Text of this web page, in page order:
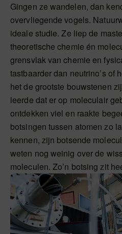
Gingen ze wandelen, dan
overvliegende vogels.
ideale studie. Ze liep de
theoretische chemie én
grensvlak van chemie en
tastbaarder dan neutrino’s of
het de grootste bouwstenen
leerde dat er op moleculair
ontdekken viel en raakte
botsingen tussen atomen zo
kennen, zijn botsende
weten nog weinig over de
moleculen. Zo’n botsing zit